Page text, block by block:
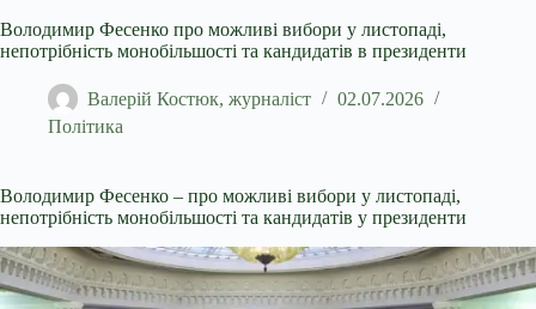
Володимир Фесенко про можливі вибори у листопаді,
непотрібність монобільшості та кандидатів в президенти
Валерій Костюк, журналіст
02.07.2026
Політика
Володимир Фесенко – про можливі вибори у листопаді,
непотрібність монобільшості та кандидатів у президенти